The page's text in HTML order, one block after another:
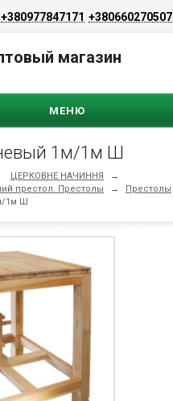
+380977847171 +380660270507
магазин
МЕНЮ
1м/1м Ш
ЦЕРКОВНЕ НАЧИННЯ
→
престол. Престолы
→ Престолы
1м Ш